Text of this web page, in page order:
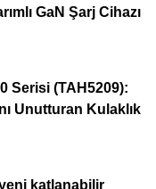
GaN Şarj Cihazı
Serisi (TAH5209):
Unutturan Kulaklık
katlanabilir